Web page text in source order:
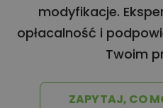
modyfikacje.
opłacalność i
Twoim
ZAPYTAJ, CO